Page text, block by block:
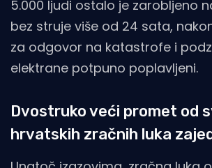
5.000 ljudi ostalo je zarobljeno
bez struje više od 24 sata,
za odgovor na katastrofe i
elektrane potpuno poplavljeni.
Dvostruko veći promet od
hrvatskih zračnih luka